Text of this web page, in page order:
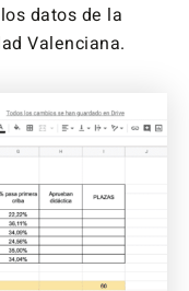
datos de la
Valenciana.